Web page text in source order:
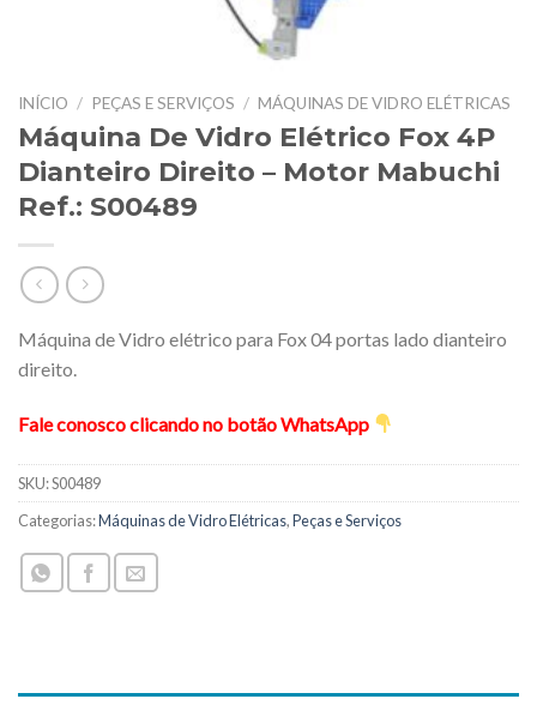
INÍCIO / PEÇAS E SERVIÇOS / MÁQUINAS DE VIDRO ELÉTRICAS
Máquina De Vidro Elétrico Fox 4P
Dianteiro Direito – Motor Mabuchi
Ref.: S00489
Máquina de Vidro elétrico para Fox 04 portas lado dianteiro
direito.
Fale conosco clicando no botão WhatsApp
SKU:S00489
Categorias:Máquinas de Vidro Elétricas,Peças e Serviços